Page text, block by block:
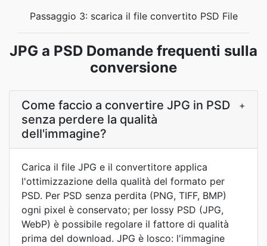
Passaggio 3: scarica il file convertito PSD File
JPG a PSD Domande frequenti sulla
conversione
Come faccio a convertire JPG in PSD
senza perdere la qualità
dell'immagine?
+
Carica il file JPG e il convertitore applica
l'ottimizzazione della qualità del formato per
PSD. Per PSD senza perdita (PNG, TIFF, BMP)
ogni pixel è conservato; per lossy PSD (JPG,
WebP) è possibile regolare il fattore di qualità
prima del download. JPG è losco: l'immagine